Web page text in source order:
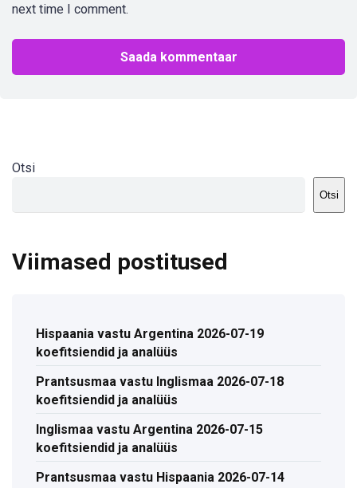
next time I comment.
Otsi
Otsi
Viimased postitused
Hispaania vastu Argentina 2026-07-19
koefitsiendid ja analüüs
Prantsusmaa vastu Inglismaa 2026-07-18
koefitsiendid ja analüüs
Inglismaa vastu Argentina 2026-07-15
koefitsiendid ja analüüs
Prantsusmaa vastu Hispaania 2026-07-14